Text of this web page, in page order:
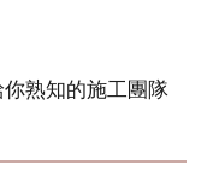
熟知的施工團隊